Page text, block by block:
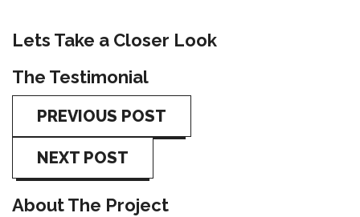
Lets Take a Closer Look
The Testimonial
PREVIOUS POST
NEXT POST
About The Project